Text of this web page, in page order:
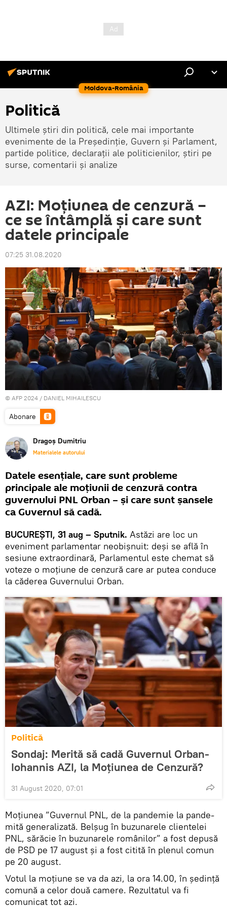
Moldova-România
Politică
Ultimele știri din politică, cele mai importante
evenimente de la Președinție, Guvern și Parlament,
partide politice, declarații ale politicienilor, știri pe
surse, comentarii și analize
AZI: Moțiunea de cenzură –
ce se întâmplă și care sunt
datele principale
07:25 31.08.2020
© AFP 2024 / DANIEL MIHAILESCU
Abonare
Dragoș Dumitriu
Materialele autorului
Datele esențiale, care sunt probleme
principale ale moțiunii de cenzură contra
guvernului PNL Orban – și care sunt șansele
ca Guvernul să cadă.
BUCUREȘTI, 31 aug – Sputnik. Astăzi are loc un
eveniment parlamentar neobișnuit: deși se află în
sesiune extraordinară, Parlamentul este chemat să
voteze o moțiune de cenzură care ar putea conduce
la căderea Guvernului Orban.
Politică
Sondaj: Merită să cadă Guvernul Orban-
Iohannis AZI, la Moțiunea de Cenzură?
31 August 2020, 07:01
Moțiunea ”Guvernul PNL, de la pandemie la pande-
mită generalizată. Belşug în buzunarele clientelei
PNL, sărăcie în buzunarele românilor” a fost depusă
de PSD pe 17 august şi a fost citită în plenul comun
pe 20 august.
Votul la moțiune se va da azi, la ora 14.00, în ședință
comună a celor două camere. Rezultatul va fi
comunicat tot azi.